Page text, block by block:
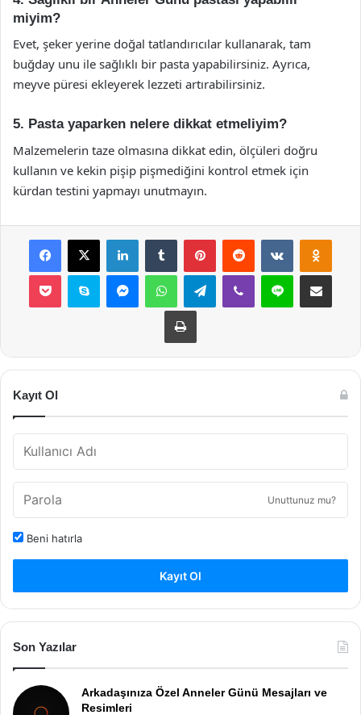
miyim?
Evet, şeker yerine doğal tatlandırıcılar kullanarak, tam
buğday unu ile sağlıklı bir pasta yapabilirsiniz. Ayrıca,
meyve püresi ekleyerek lezzeti artırabilirsiniz.
5. Pasta yaparken nelere dikkat etmeliyim?
Malzemelerin taze olmasına dikkat edin, ölçüleri doğru
kullanın ve kekin pişip pişmediğini kontrol etmek için
kürdan testini yapmayı unutmayın.
Facebook
X LinkedInTumblr PinterestReddit VKontakte
Pocket Skype MessengerWhatsAppTelegramViber Line E-Posta ile
Yazdır
Kayıt Ol
Unuttunuz mu?
Beni hatırla
Kayıt Ol
Son Yazılar
Arkadaşınıza Özel Anneler Günü Mesajları ve
Resimleri